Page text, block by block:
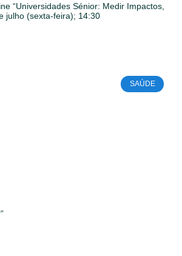
“Universidades Sénior: Medir Impactos,
julho (sexta-feira); 14:30
SAÚDE